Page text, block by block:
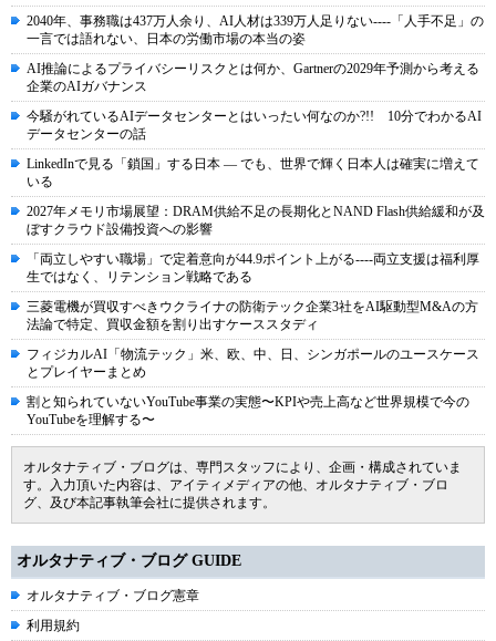
2040年、事務職は437万人余り、AI人材は339万人足りない----「人手不足」の
一言では語れない、日本の労働市場の本当の姿
AI推論によるプライバシーリスクとは何か、Gartnerの2029年予測から考える
企業のAIガバナンス
今騒がれているAIデータセンターとはいったい何なのか?!! 10分でわかるAI
データセンターの話
LinkedInで見る「鎖国」する日本 ― でも、世界で輝く日本人は確実に増えて
いる
2027年メモリ市場展望：DRAM供給不足の長期化とNAND Flash供給緩和が及
ぼすクラウド設備投資への影響
「両立しやすい職場」で定着意向が44.9ポイント上がる----両立支援は福利厚
生ではなく、リテンション戦略である
三菱電機が買収すべきウクライナの防衛テック企業3社をAI駆動型M&Aの方
法論で特定、買収金額を割り出すケーススタディ
フィジカルAI「物流テック」米、欧、中、日、シンガポールのユースケース
とプレイヤーまとめ
割と知られていないYouTube事業の実態〜KPIや売上高など世界規模で今の
YouTubeを理解する〜
オルタナティブ・ブログは、専門スタッフにより、企画・構成されていま
す。入力頂いた内容は、アイティメディアの他、オルタナティブ・ブロ
グ、及び本記事執筆会社に提供されます。
オルタナティブ・ブログ GUIDE
オルタナティブ・ブログ憲章
利用規約